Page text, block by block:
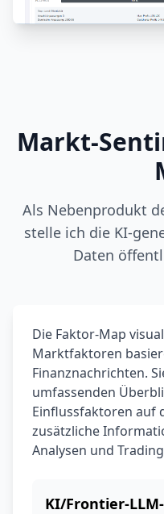
Markt-
Als Nebenprodukt
stelle ich die KI-
Daten
Die Faktor-Map
Marktfaktoren
Finanznachrichten.
umfassenden
Einflussfaktoren auf
zusätzliche
Analysen und
KI/Frontier-